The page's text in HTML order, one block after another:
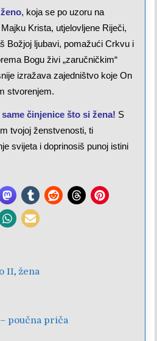
, koja se po uzoru na
Krista, utjelovljene Riječi,
Božjoj ljubavi, pomažući Crkvu i
Bogu živi „zaručničkim“
izražava zajedništvo koje On
stvorenjem.
činjenice što si žena! S
tvojoj ženstvenosti, ti
svijeta i doprinosiš punoj istini
II, žena
poučna priča